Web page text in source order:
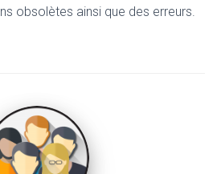
obsolètes ainsi que des erreurs.